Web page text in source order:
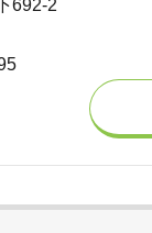
692-2